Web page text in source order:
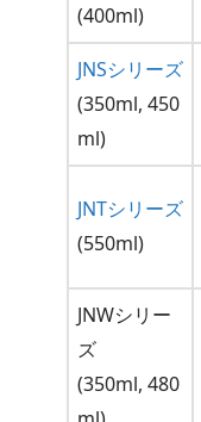
(400ml)
JNSシリーズ
(350ml, 450
ml)
JNTシリーズ
(550ml)
JNWシリー
ズ
(350ml, 480